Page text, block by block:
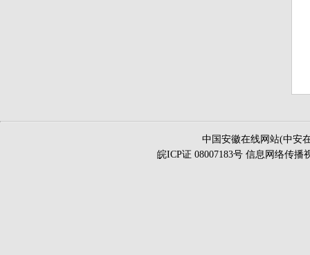
中国安徽在线网站(中安
皖ICP证 08007183号 信息网络传播